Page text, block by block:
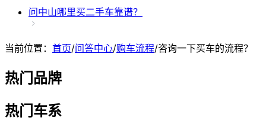
问中山哪里买二手车靠谱？
当前位置： 首页/问答中心/购车流程/咨询一下买车的流程？
热门品牌
热门车系